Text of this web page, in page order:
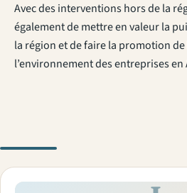
Avec des interventions hors de la
également de mettre en valeur la
la région et de faire la promotion
l’environnement des entreprises en